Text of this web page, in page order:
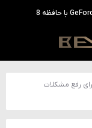
رفع مشکلات